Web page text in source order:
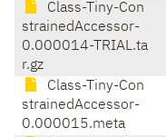
Class-Tiny-Con
strainedAccessor-
0.000014-TRIAL.ta
r.gz
Class-Tiny-Con
strainedAccessor-
0.000015.meta